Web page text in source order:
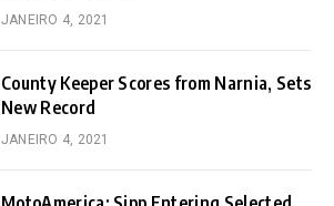
JANEIRO 4, 2021
County Keeper Scores from Narnia, Sets
New Record
JANEIRO 4, 2021